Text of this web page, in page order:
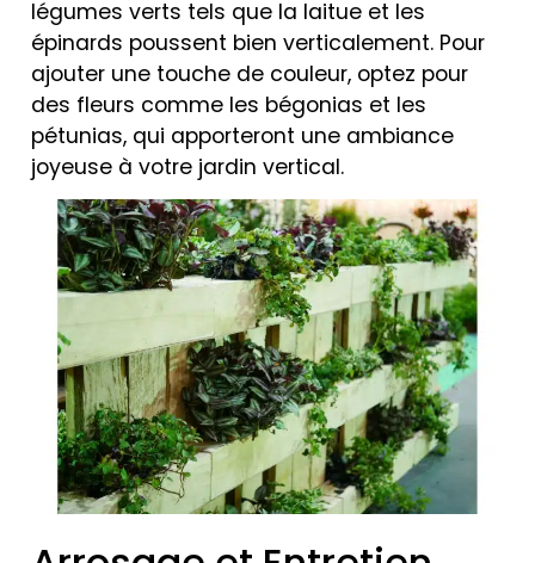
légumes verts tels que la laitue et les
épinards poussent bien verticalement. Pour
ajouter une touche de couleur, optez pour
des fleurs comme les bégonias et les
pétunias, qui apporteront une ambiance
joyeuse à votre jardin vertical.